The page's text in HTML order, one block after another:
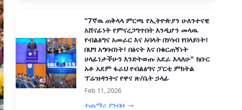
"7ኛዉ ጠቅላላ ምርጫ የኢትዮጵያን ሁለንተናዊ
አሸናፊነት የምናረጋግጥበት እንዲሆን መላዉ
የብልፅግና አመራር እና አባላት በሃሳብ የበላይነት፣
በህግ አግባብነት፣ በፅናት እና በቁርጠኝነት
ሀላፊነታችሁን እንድትወጡ አደራ እላለሁ" ክቡር
አቶ አደም ፋራህ የብልፅግና ፓርቲ ምክትል
ፕሬዝዳንትና የዋና ጽ/ቤት ኃላፊ
Feb 11, 2026
ተጨማሪ ያንብቡ →